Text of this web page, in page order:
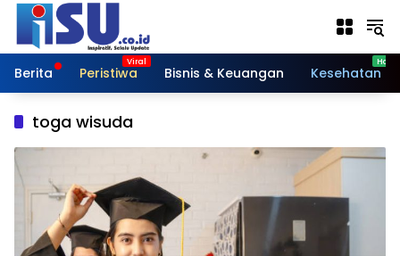
Langsung
konten
Berita
Peristiwa Bisnis & Keuangan Kesehatan
toga wisuda